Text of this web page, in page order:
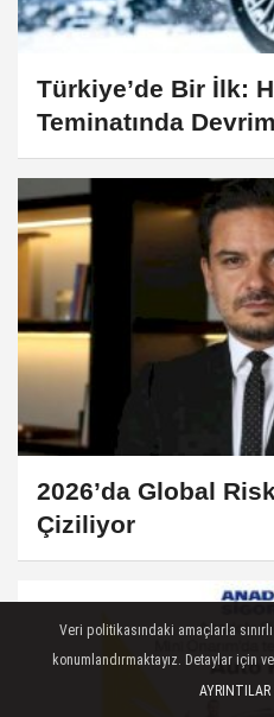
Türkiye’de Bir İlk:
Teminatında Devrim
2026’da Global
Çiziliyor
Veri politikasındaki amaçlarla
konumlandırmaktayız. Detaylar için
AYRINTILAR